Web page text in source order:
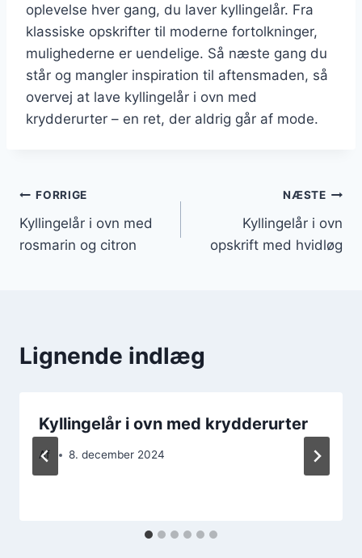
oplevelse hver gang, du laver kyllingelår. Fra
klassiske opskrifter til moderne fortolkninger,
mulighederne er uendelige. Så næste gang du
står og mangler inspiration til aftensmaden, så
overvej at lave kyllingelår i ovn med
krydderurter – en ret, der aldrig går af mode.
Indlægsnavigation
FORRIGE
Kyllingelår i ovn med
rosmarin og citron
NÆSTE
Kyllingelår i ovn
opskrift med hvidløg
Lignende indlæg
Kyllingelår i ovn med krydderurter
Af 8. december 2024